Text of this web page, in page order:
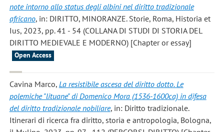
note intorno allo status degli albini nel diritto tradizionale
africano, in: DIRITTO, MINORANZE. Storie, Roma, Historia et
Ius, 2023, pp. 41 - 54 (COLLANA DI STUDI DI STORIA DEL
DIRITTO MEDIEVALE E MODERNO) [Chapter or essay]
Open Access
Cavina Marco, La resistibile ascesa del diritto dotto. Le
polemiche "lituane" di Domenico Mora (1536-1600ca) in difesa
del diritto tradizionale nobiliare, in: Diritto tradizionale.
Itinerari di ricerca fra diritto, storia e antropologia, Bologna,